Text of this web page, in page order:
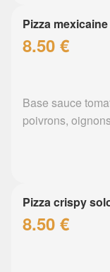
Pizza
8.50 €
Base sauce
poivrons,
Pizza crispy
8.50 €